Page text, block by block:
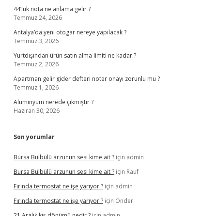
44’lük nota ne anlama gelir ?
Temmuz 24, 2026
Antalya’da yeni otogar nereye yapılacak ?
Temmuz 3, 2026
Yurtdışından ürün satın alma limiti ne kadar ?
Temmuz 2, 2026
Apartman gelir gider defteri noter onayı zorunlu mu ?
Temmuz 1, 2026
Alüminyum nerede çıkmıştır ?
Haziran 30, 2026
Son yorumlar
Bursa Bülbülü arzunun sesi kime ait ? için admin
Bursa Bülbülü arzunun sesi kime ait ? için Rauf
Fırında termostat ne işe yarıyor ? için admin
Fırında termostat ne işe yarıyor ? için Önder